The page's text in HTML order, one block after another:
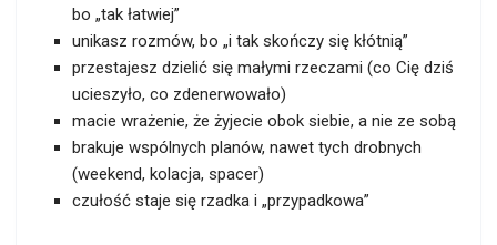
bo „tak łatwiej”
unikasz rozmów, bo „i tak skończy się kłótnią”
przestajesz dzielić się małymi rzeczami (co Cię dziś
ucieszyło, co zdenerwowało)
macie wrażenie, że żyjecie obok siebie, a nie ze sobą
brakuje wspólnych planów, nawet tych drobnych
(weekend, kolacja, spacer)
czułość staje się rzadka i „przypadkowa”